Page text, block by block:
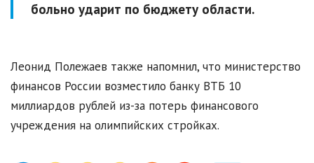
больно ударит по бюджету области.
Леонид Полежаев также напомнил, что министерство
финансов России возместило банку ВТБ 10
миллиардов рублей из-за потерь финансового
учреждения на олимпийских стройках.